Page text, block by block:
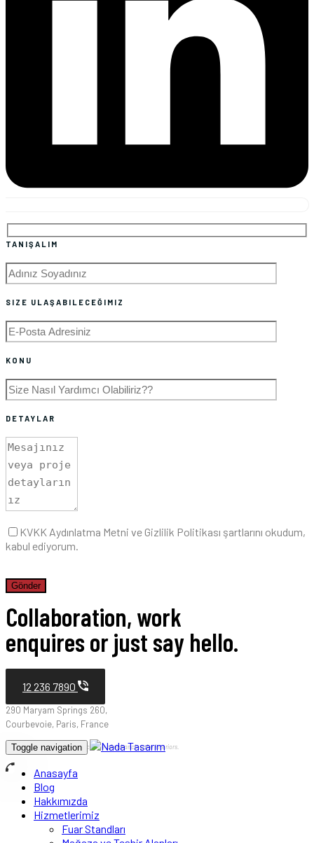
TANIŞALIM
SIZE ULAŞABILECEĞIMIZ
KONU
DETAYLAR
KVKK Aydınlatma Metni ve Gizlilik Politikası şartlarını okudum,
kabul ediyorum.
Collaboration, work
enquires or just say hello.
12 236 7890
290 Maryam Springs 260,
Courbevoie, Paris, France
Interior design is the art and science of enhancing the interiors.
Toggle navigation
Anasayfa
Blog
Hakkımızda
Hizmetlerimiz
Fuar Standları